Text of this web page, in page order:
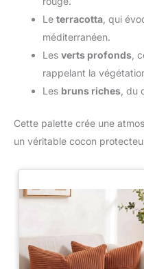
Le terracotta , qui
méditerranéen.
Les verts profonds ,
rappelant la
Les bruns riches ,
Cette palette crée une
un véritable cocon